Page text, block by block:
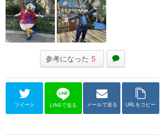
参考になった 5
ツイート LINEで送る メールで送る URLをコピー